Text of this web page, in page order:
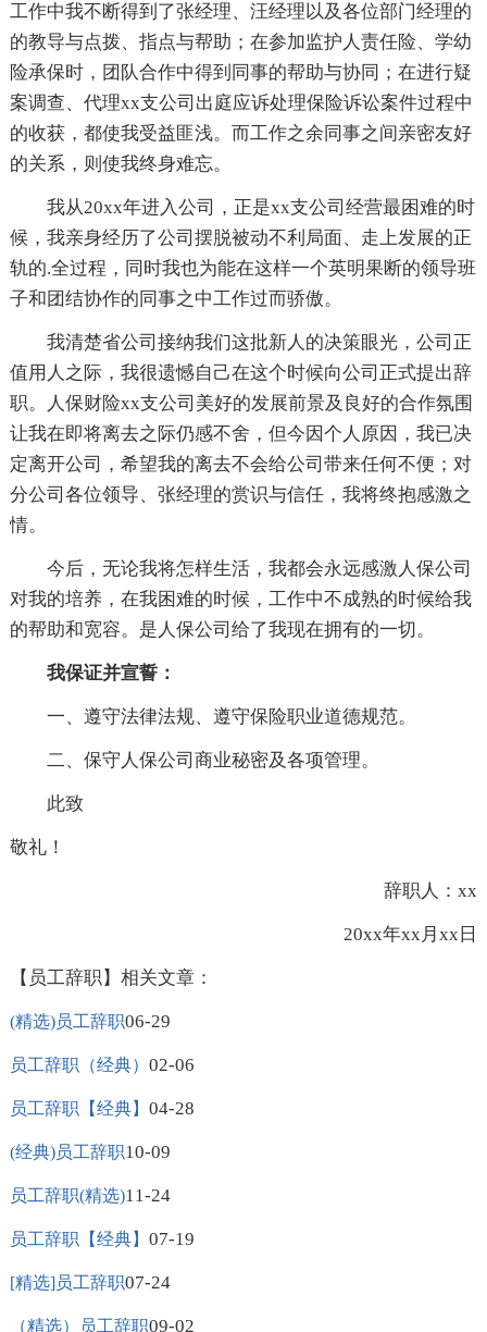
工作中我不断得到了张经理、汪经理以及各位部门经理的
的教导与点拨、指点与帮助；在参加监护人责任险、学幼
险承保时，团队合作中得到同事的帮助与协同；在进行疑
案调查、代理xx支公司出庭应诉处理保险诉讼案件过程中
的收获，都使我受益匪浅。而工作之余同事之间亲密友好
的关系，则使我终身难忘。
我从20xx年进入公司，正是xx支公司经营最困难的时
候，我亲身经历了公司摆脱被动不利局面、走上发展的正
轨的.全过程，同时我也为能在这样一个英明果断的领导班
子和团结协作的同事之中工作过而骄傲。
我清楚省公司接纳我们这批新人的决策眼光，公司正
值用人之际，我很遗憾自己在这个时候向公司正式提出辞
职。人保财险xx支公司美好的发展前景及良好的合作氛围
让我在即将离去之际仍感不舍，但今因个人原因，我已决
定离开公司，希望我的离去不会给公司带来任何不便；对
分公司各位领导、张经理的赏识与信任，我将终抱感激之
情。
今后，无论我将怎样生活，我都会永远感激人保公司
对我的培养，在我困难的时候，工作中不成熟的时候给我
的帮助和宽容。是人保公司给了我现在拥有的一切。
我保证并宣誓：
一、遵守法律法规、遵守保险职业道德规范。
二、保守人保公司商业秘密及各项管理。
此致
敬礼！
辞职人：xx
20xx年xx月xx日
【员工辞职】相关文章：
(精选)员工辞职06-29
员工辞职（经典） 02-06
员工辞职【经典】 04-28
(经典)员工辞职10-09
员工辞职(精选)11-24
员工辞职【经典】 07-19
[精选]员工辞职07-24
（精选）员工辞职09-02